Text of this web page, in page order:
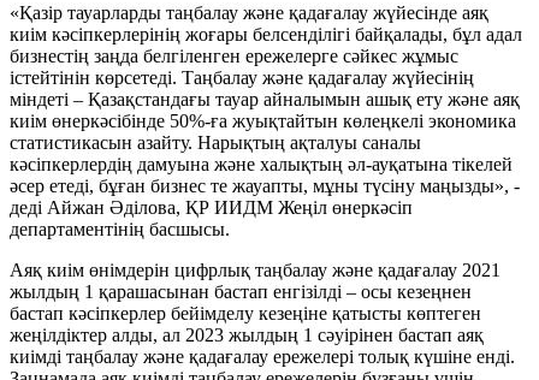
«Қазір тауарларды таңбалау және қадағалау жүйесінде аяқ
киім кәсіпкерлерінің жоғары белсенділігі байқалады, бұл адал
бизнестің заңда белгіленген ережелерге сәйкес жұмыс
істейтінін көрсетеді. Таңбалау және қадағалау жүйесінің
міндеті – Қазақстандағы тауар айналымын ашық ету және аяқ
киім өнеркәсібінде 50%-ға жуықтайтын көлеңкелі экономика
статистикасын азайту. Нарықтың ақталуы саналы
кәсіпкерлердің дамуына және халықтың әл-ауқатына тікелей
әсер етеді, бұған бизнес те жауапты, мұны түсіну маңызды», -
деді Айжан Әділова, ҚР ИИДМ Жеңіл өнеркәсіп
департаментінің басшысы.
Аяқ киім өнімдерін цифрлық таңбалау және қадағалау 2021
жылдың 1 қарашасынан бастап енгізілді – осы кезеңнен
бастап кәсіпкерлер бейімделу кезеңіне қатысты көптеген
жеңілдіктер алды, ал 2023 жылдың 1 сәуірінен бастап аяқ
киімді таңбалау және қадағалау ережелері толық күшіне енді.